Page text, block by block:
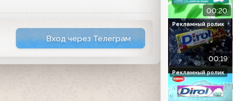
Вход через Телеграм
00:20
00:19
Рекламный ролик
Рекламный ролик